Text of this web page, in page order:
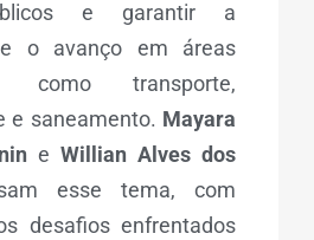
e garantir a
e o avanço em áreas
como transporte,
e saneamento. Mayara
e Willian Alves dos
esse tema, com
desafios enfrentados